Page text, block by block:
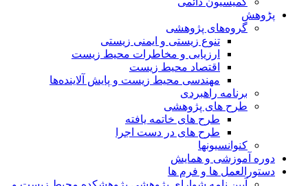
پڑوهش
گروه‌های پژوهشی
تنوع زیستی و ایمنی زیستی
ارزیابی و مخاطرات محیط زیست
اقتصاد محیط زیست
مهندسی محیط زیست و پایش آلاینده‌ها
برنامه راهبردی
طرح های پژوهشی
طرح های خاتمه یافته
طرح های در دست اجرا
کنوانسیونها
دوره آموزشی و همایش
دستورالعمل ها و فرم ها